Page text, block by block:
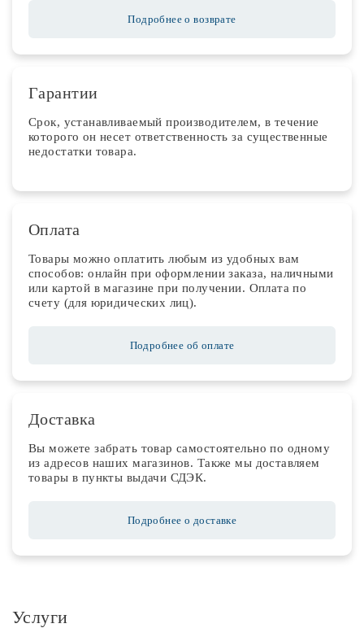
Подробнее о возврате
Гарантии
Срок, устанавливаемый производителем, в течение
которого он несет ответственность за существенные
недостатки товара.
Оплата
Товары можно оплатить любым из удобных вам
способов: онлайн при оформлении заказа, наличными
или картой в магазине при получении. Оплата по
счету (для юридических лиц).
Подробнее об оплате
Доставка
Вы можете забрать товар самостоятельно по одному
из адресов наших магазинов. Также мы доставляем
товары в пункты выдачи СДЭК.
Подробнее о доставке
Услуги